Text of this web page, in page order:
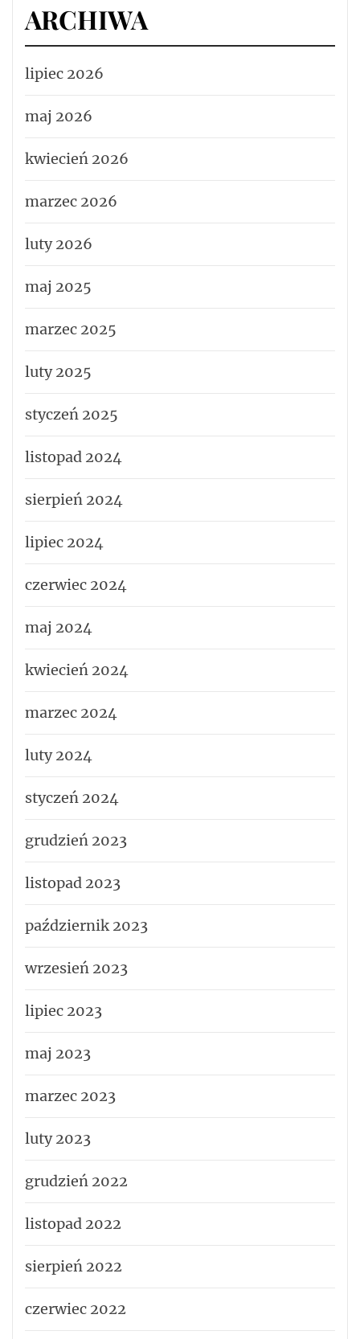
ARCHIWA
lipiec 2026
maj 2026
kwiecień 2026
marzec 2026
luty 2026
maj 2025
marzec 2025
luty 2025
styczeń 2025
listopad 2024
sierpień 2024
lipiec 2024
czerwiec 2024
maj 2024
kwiecień 2024
marzec 2024
luty 2024
styczeń 2024
grudzień 2023
listopad 2023
październik 2023
wrzesień 2023
lipiec 2023
maj 2023
marzec 2023
luty 2023
grudzień 2022
listopad 2022
sierpień 2022
czerwiec 2022